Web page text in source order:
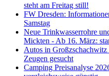
steht am Freitag still!
FW Dresden:
Samstag
Neue Trinkwasserrohre
Mickten - Ab 16. März:
Autos in Großzschachwitz
Zeugen gesucht
Camping Preisanalyse